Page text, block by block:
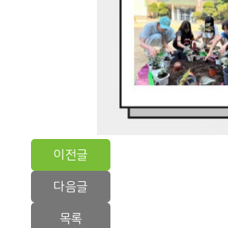
이전글
다음글
목록